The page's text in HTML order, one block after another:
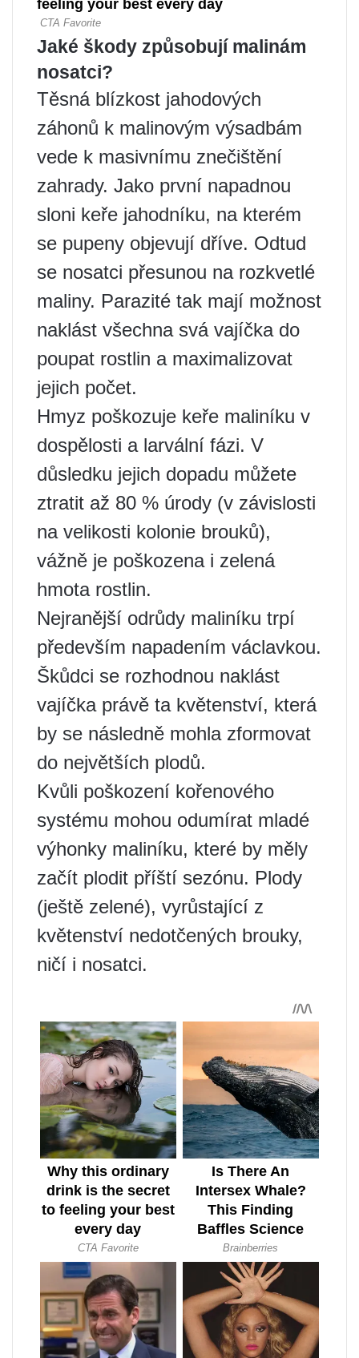
Jaké škody způsobují malinám
nosatci?
Těsná blízkost jahodových
záhonů k malinovým výsadbám
vede k masivnímu znečištění
zahrady. Jako první napadnou
sloni keře jahodníku, na kterém
se pupeny objevují dříve. Odtud
se nosatci přesunou na rozkvetlé
maliny. Parazité tak mají možnost
naklást všechna svá vajíčka do
poupat rostlin a maximalizovat
jejich počet.
Hmyz poškozuje keře maliníku v
dospělosti a larvální fázi. V
důsledku jejich dopadu můžete
ztratit až 80 % úrody (v závislosti
na velikosti kolonie brouků),
vážně je poškozena i zelená
hmota rostlin.
Nejranější odrůdy maliníku trpí
především napadením václavkou.
Škůdci se rozhodnou naklást
vajíčka právě ta květenství, která
by se následně mohla zformovat
do největších plodů.
Kvůli poškození kořenového
systému mohou odumírat mladé
výhonky maliníku, které by měly
začít plodit příští sezónu. Plody
(ještě zelené), vyrůstající z
květenství nedotčených brouky,
ničí i nosatci.